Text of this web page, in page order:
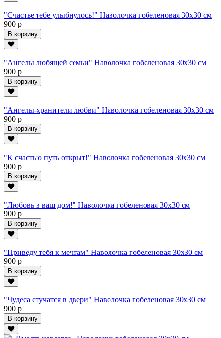
"Счастье тебе улыбнулось!" Наволочка гобеленовая 30х30 см
900 р
В корзину
"Ангелы любящей семьи" Наволочка гобеленовая 30х30 см
900 р
В корзину
"Ангелы-хранители любви" Наволочка гобеленовая 30х30 см
900 р
В корзину
"К счастью путь открыт!" Наволочка гобеленовая 30х30 см
900 р
В корзину
"Любовь в ваш дом!" Наволочка гобеленовая 30х30 см
900 р
В корзину
"Приведу тебя к мечтам" Наволочка гобеленовая 30х30 см
900 р
В корзину
"Чудеса стучатся в двери" Наволочка гобеленовая 30х30 см
900 р
В корзину